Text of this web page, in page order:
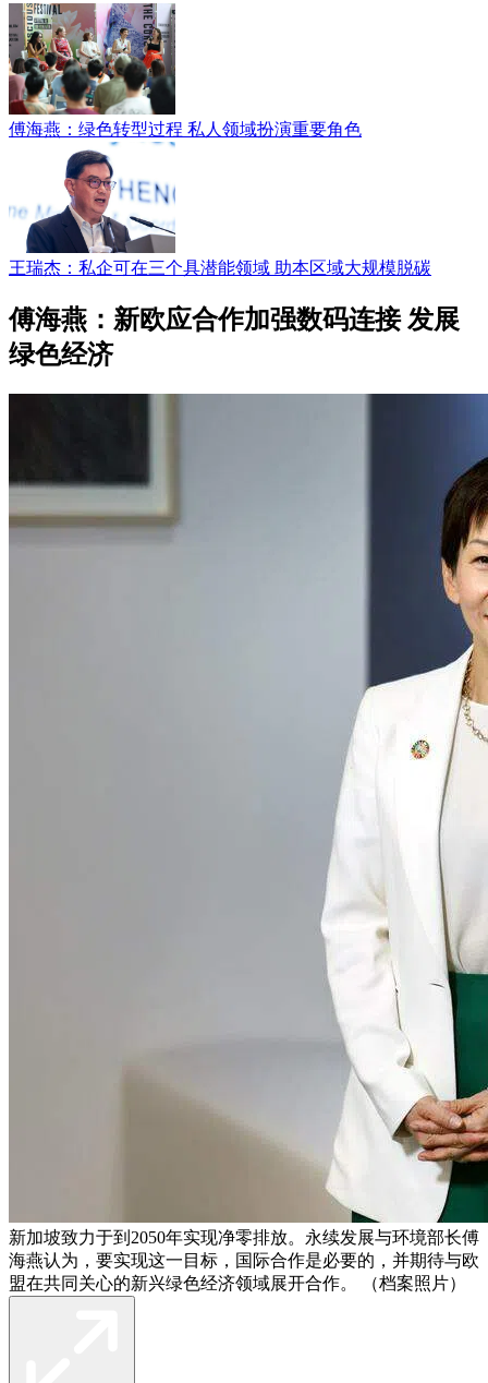
傅海燕：绿色转型过程 私人领域扮演重要角色
王瑞杰：私企可在三个具潜能领域 助本区域大规模脱碳
傅海燕：新欧应合作加强数码连接 发展
绿色经济
新加坡致力于到2050年实现净零排放。永续发展与环境部长傅
海燕认为，要实现这一目标，国际合作是必要的，并期待与欧
盟在共同关心的新兴绿色经济领域展开合作。 （档案照片）